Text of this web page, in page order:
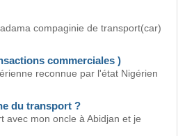
compaginie de transport(car)
commerciales )
reconnue par l'état Nigérien
du transport ?
avec mon oncle à Abidjan et je